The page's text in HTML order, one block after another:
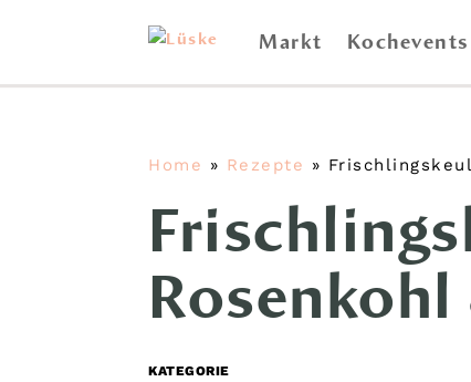
Markt Kochevents
Home » Rezepte »
KATEGORIE